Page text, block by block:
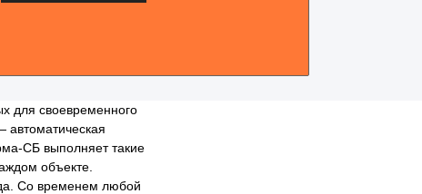
для своевременного
СБ выполняет такие
объекте.
Со временем любой